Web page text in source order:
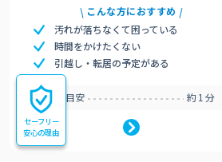
こんな方におすすめ
汚れが落ちなくて困っている
時間をかけたくない
引越し・転居の予定がある
読了目安 約1分
セーフリー
安心の理由